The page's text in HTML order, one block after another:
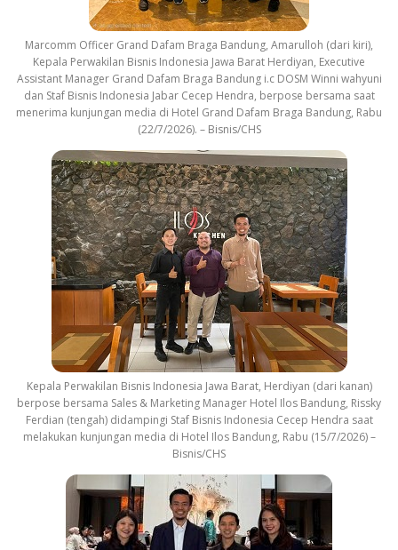
Marcomm Officer Grand Dafam Braga Bandung, Amarulloh (dari kiri),
Kepala Perwakilan Bisnis Indonesia Jawa Barat Herdiyan, Executive
Assistant Manager Grand Dafam Braga Bandung i.c DOSM Winni wahyuni
dan Staf Bisnis Indonesia Jabar Cecep Hendra, berpose bersama saat
menerima kunjungan media di Hotel Grand Dafam Braga Bandung, Rabu
(22/7/2026). – Bisnis/CHS
Kepala Perwakilan Bisnis Indonesia Jawa Barat, Herdiyan (dari kanan)
berpose bersama Sales & Marketing Manager Hotel Ilos Bandung, Rissky
Ferdian (tengah) didampingi Staf Bisnis Indonesia Cecep Hendra saat
melakukan kunjungan media di Hotel Ilos Bandung, Rabu (15/7/2026) –
Bisnis/CHS